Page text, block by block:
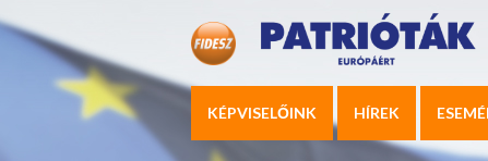
KÉPVISELŐINK HÍREK